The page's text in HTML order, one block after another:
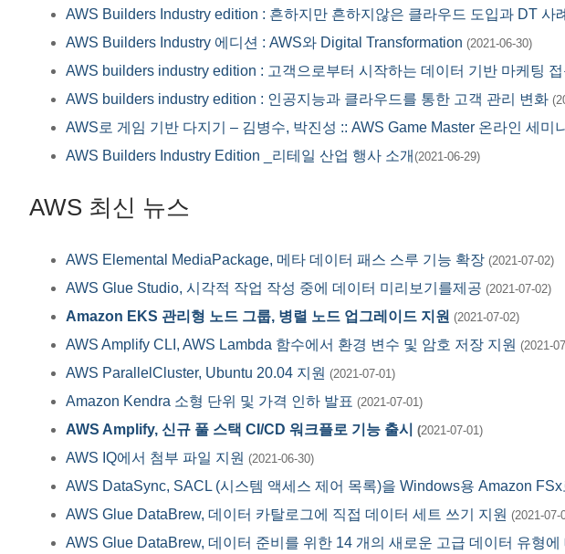
AWS Builders Industry edition : 흔하지만 흔하지않은 클라우드 도입과 DT 사
AWS Builders Industry 에디션 : AWS와 Digital Transformation (2021-06-30)
AWS builders industry edition : 고객으로부터 시작하는 데이터 기반 마케팅
AWS builders industry edition : 인공지능과 클라우드를 통한 고객 관리 변화
AWS로 게임 기반 다지기 – 김병수, 박진성 :: AWS Game Master 온라인 세미
AWS Builders Industry Edition _리테일 산업 행사 소개 (2021-06-29)
AWS 최신 뉴스
AWS Elemental MediaPackage, 메타 데이터 패스 스루 기능 확장 (2021-07-02)
AWS Glue Studio, 시각적 작업 작성 중에 데이터 미리보기를제공 (2021-07-02)
Amazon EKS 관리형 노드 그룹, 병렬 노드 업그레이드 지원 (2021-07-02)
AWS Amplify CLI, AWS Lambda 함수에서 환경 변수 및 암호 저장 지원 (2021-
AWS ParallelCluster, Ubuntu 20.04 지원 (2021-07-01)
Amazon Kendra 소형 단위 및 가격 인하 발표 (2021-07-01)
AWS Amplify, 신규 풀 스택 CI/CD 워크플로 기능 출시 (2021-07-01)
AWS IQ에서 첨부 파일 지원 (2021-06-30)
AWS DataSync, SACL (시스템 액세스 제어 목록)을 Windows용 Amazon
AWS Glue DataBrew, 데이터 카탈로그에 직접 데이터 세트 쓰기 지원 (2021-07-
AWS Glue DataBrew, 데이터 준비를 위한 14 개의 새로운 고급 데이터 유형에